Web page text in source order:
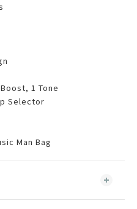
1 Tone
Selector
Man Bag